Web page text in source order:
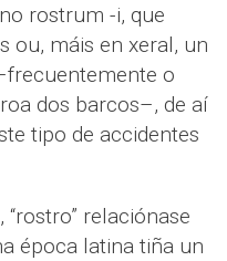
rostrum -i, que
ou, máis en xeral, un
o
dos barcos–, de aí
tipo de accidentes
relaciónase
época latina tiña un